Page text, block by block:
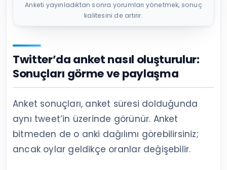
Anketi yayınladıktan sonra yorumları yönetmek, sonuç
kalitesini de artırır.
Twitter’da anket nasıl oluşturulur:
Sonuçları görme ve paylaşma
Anket sonuçları, anket süresi dolduğunda
aynı tweet’in üzerinde görünür. Anket
bitmeden de o anki dağılımı görebilirsiniz;
ancak oylar geldikçe oranlar değişebilir.